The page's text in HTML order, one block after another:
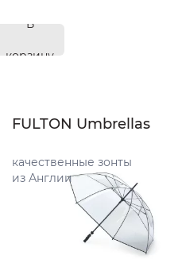
В
корзину
FULTON Umbrellas
качественные зонты
из Англии